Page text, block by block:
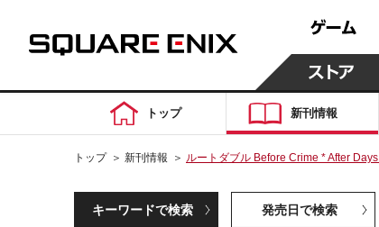
トップ 新刊情報
トップ ＞ 新刊情報 ＞ ルートダブル Before Crime * After
キーワードで検索 発売日で検索